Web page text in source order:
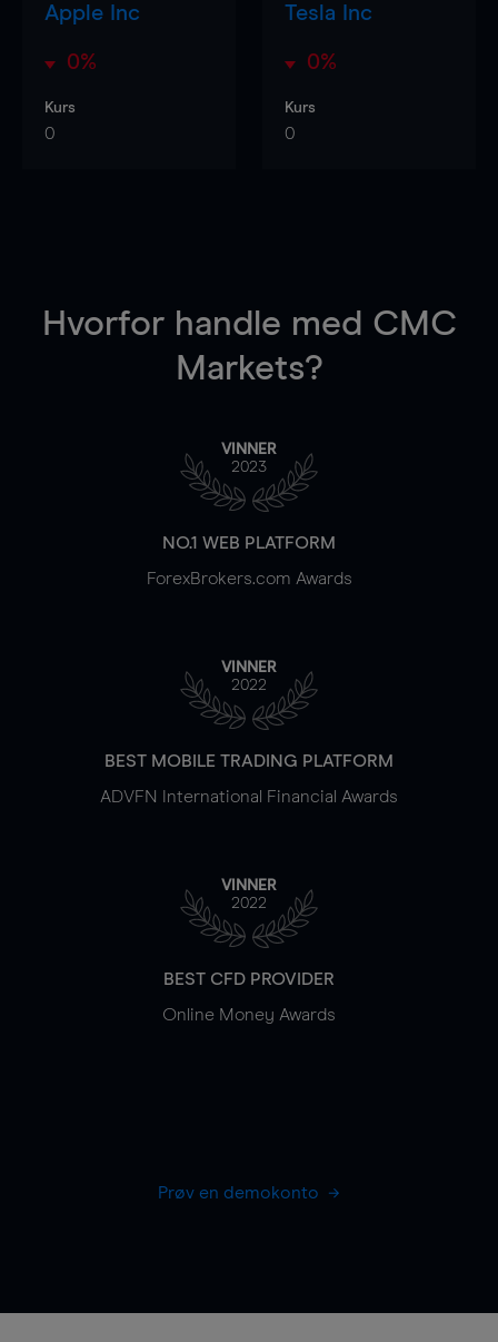
Apple Inc
0%
Kurs
0
Tesla Inc
0%
Kurs
0
Hvorfor handle med CMC
Markets?
VINNER
2023
NO.1 WEB PLATFORM
ForexBrokers.com Awards
VINNER
2022
BEST MOBILE TRADING PLATFORM
ADVFN International Financial Awards
VINNER
2022
BEST CFD PROVIDER
Online Money Awards
Prøv en demokonto